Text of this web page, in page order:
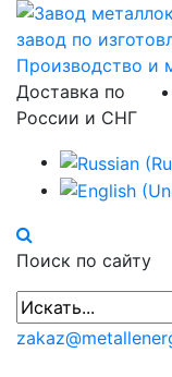
Доставка по
России и СНГ
Поиск по сайту